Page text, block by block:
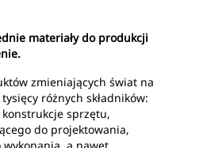
materiały do produkcji
zmieniających świat na
różnych składników:
sprzętu,
do projektowania,